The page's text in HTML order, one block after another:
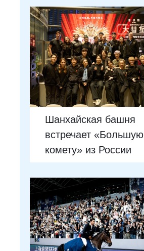
Шанхайская башня
встречает «Большую
комету» из России